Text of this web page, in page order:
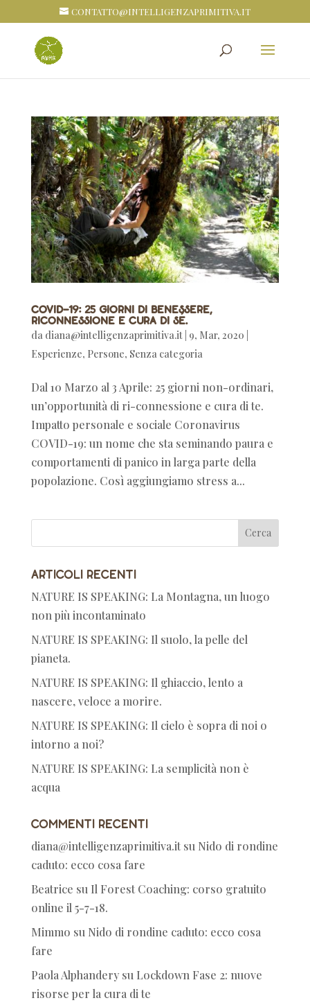
CONTATTO@INTELLIGENZAPRIMITIVA.IT
Covid-19: 25 giorni di benessere,
riconnessione e cura di sé.
da diana@intelligenzaprimitiva.it| 9, Mar, 2020
Esperienze, Persone, Senza categoria
Dal 10 Marzo al 3 Aprile: 25 giorni non-ordinari,
un’opportunità di ri-connessione e cura di te.
Impatto personale e sociale Coronavirus
COVID-19: un nome che sta seminando paura e
comportamenti di panico in larga parte della
popolazione. Così aggiungiamo stress a...
Articoli recenti
NATURE IS SPEAKING: La Montagna, un luogo
non più incontaminato
NATURE IS SPEAKING: Il suolo, la pelle del
pianeta.
NATURE IS SPEAKING: Il ghiaccio, lento a
nascere, veloce a morire.
NATURE IS SPEAKING: Il cielo è sopra di noi o
intorno a noi?
NATURE IS SPEAKING: La semplicità non è
acqua
Commenti recenti
diana@intelligenzaprimitiva.itsu Nido di rondine
caduto: ecco cosa fare
Beatrice su Il Forest Coaching: corso gratuito
online il 5-7-18.
Mimmo su Nido di rondine caduto: ecco cosa
fare
Paola Alphanderysu Lockdown Fase 2: nuove
risorse per la cura di te